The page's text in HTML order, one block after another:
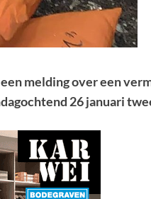
melding over een
26 januari